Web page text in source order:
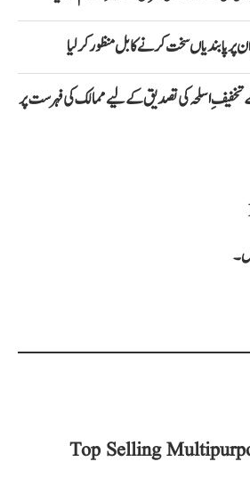
پابندیاں سخت کرنے کا بل منظور کرلیا
تخفیفِ اسلحہ کی تصدیق کے لیے ممالک کی فہرست پر